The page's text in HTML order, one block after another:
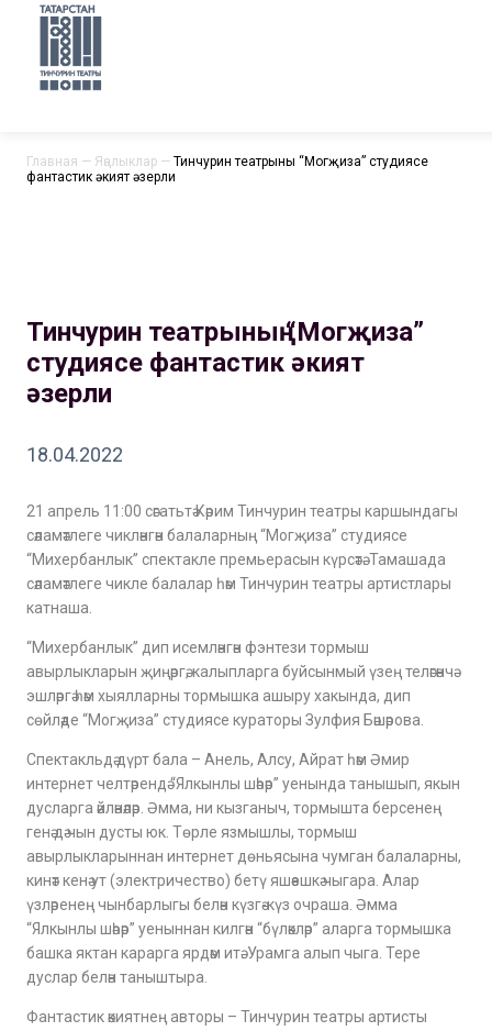
Главная — Яңалыклар — Тинчурин театрының “Могҗиза” студиясе
фантастик әкият әзерли
Тинчурин театрының “Могҗиза”
студиясе фантастик әкият
әзерли
18.04.2022
21 апрель 11:00 сәгатьтә Кәрим Тинчурин театры каршындагы
сәламәтлеге чикләнгән балаларның “Могҗиза” студиясе
“Михербанлык” спектакле премьерасын күрсәтә. Тамашада
сәламәтлеге чикле балалар һәм Тинчурин театры артистлары
катнаша.
“Михербанлык” дип исемләнгән фэнтези тормыш
авырлыкларын җиңәргә, калыпларга буйсынмый үзең теләгәнчә
эшләргә һәм хыялларны тормышка ашыру хакында, дип
сөйләде “Могҗиза” студиясе кураторы Зулфия Бәшәрова.
Спектакльдә дүрт бала – Анель, Алсу, Айрат һәм Әмир
интернет челтәрендә “Ялкынлы шәһәр” уенында танышып, якын
дусларга әйләнәләр. Әмма, ни кызганыч, тормышта берсенең
генә дә чын дусты юк. Төрле язмышлы, тормыш
авырлыкларыннан интернет дөньясына чумган балаларны,
кинәт кенә ут (электричество) бетү яшәешкә чыгара. Алар
үзләренең чынбарлыгы белән күзгә-күз очраша. Әмма
“Ялкынлы шәһәр” уеныннан килгән “бүләкләр” аларга тормышка
башка яктан карарга ярдәм итә. Урамга алып чыга. Тере
дуслар белән таныштыра.
Фантастик әкиятнең авторы – Тинчурин театры артисты